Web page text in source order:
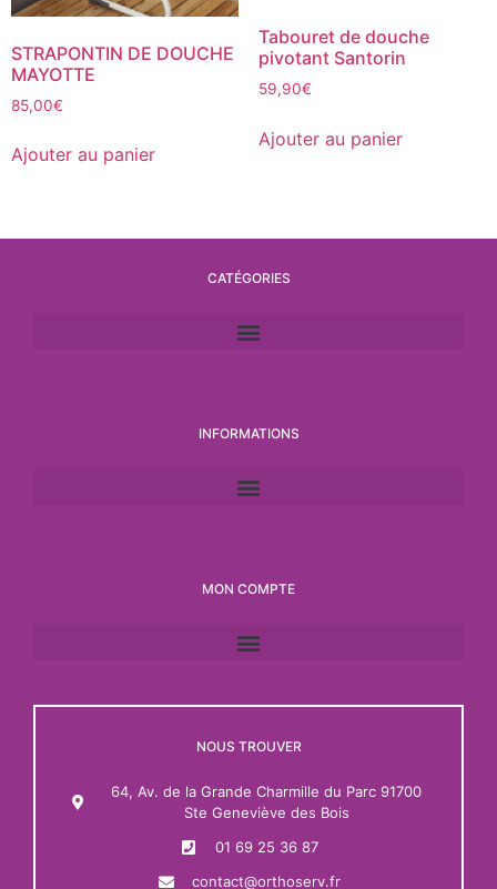
STRAPONTIN DE DOUCHE
MAYOTTE
85,00€
Ajouter au panier
Tabouret de douche
pivotant Santorin
59,90€
Ajouter au panier
CATÉGORIES
INFORMATIONS
MON COMPTE
NOUS TROUVER
64, Av. de la Grande Charmille du Parc 91700
Ste Geneviève des Bois
01 69 25 36 87
contact@orthoserv.fr